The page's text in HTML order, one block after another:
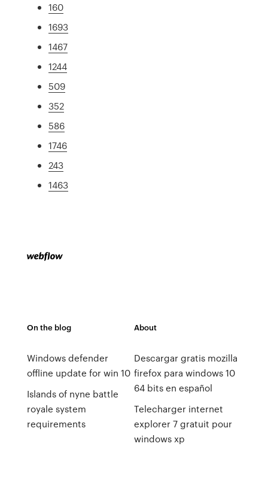
160
1693
1467
1244
509
352
586
1746
243
1463
On the blog
Windows defender
offline update for win 10
Islands of nyne battle
royale system
requirements
About
Descargar gratis mozilla
firefox para windows 10
64 bits en español
Telecharger internet
explorer 7 gratuit pour
windows xp